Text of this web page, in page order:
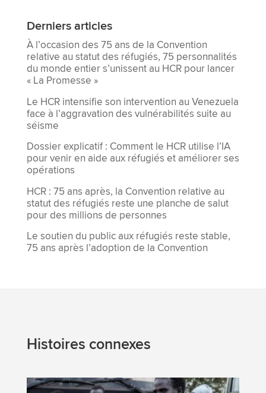
Derniers articles
À l’occasion des 75 ans de la Convention
relative au statut des réfugiés, 75 personnalités
du monde entier s’unissent au HCR pour lancer
« La Promesse »
Le HCR intensifie son intervention au Venezuela
face à l’aggravation des vulnérabilités suite au
séisme
Dossier explicatif : Comment le HCR utilise l’IA
pour venir en aide aux réfugiés et améliorer ses
opérations
HCR : 75 ans après, la Convention relative au
statut des réfugiés reste une planche de salut
pour des millions de personnes
Le soutien du public aux réfugiés reste stable,
75 ans après l’adoption de la Convention
Histoires connexes